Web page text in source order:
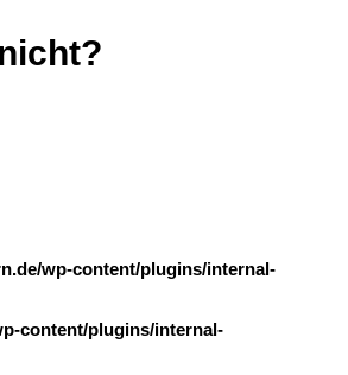
wp-content/plugins/internal-
content/plugins/internal-